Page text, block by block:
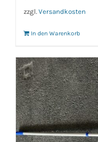
zzgl. Versandkosten
In den Warenkorb